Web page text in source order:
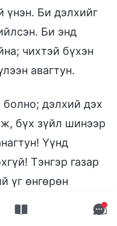
үнэн. Би дэлхийг
Би энд
чихтэй бүхэн
авагтун.
болно; дэлхий дэх
бүх зүйл шинээр
Үүнд
Тэнгэр газар
үг өнгөрөн
эрэг